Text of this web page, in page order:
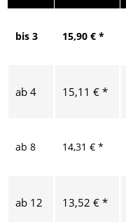
bis 3 15,90 € *
ab 4 15,11 € *
ab 8 14,31 € *
ab 12 13,52 € *